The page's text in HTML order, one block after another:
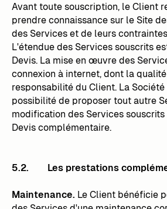
Avant toute souscription, le Client
prendre connaissance sur le Site
des Services et de leurs
L'étendue des Services souscrits
Devis. La mise en œuvre des
connexion à internet, dont la
responsabilité du Client. La
possibilité de proposer tout autre
modification des Services
Devis complémentaire.
5.2. Les prestations
Maintenance. Le Client bénéficie